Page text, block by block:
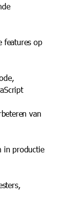
features op
van
in productie